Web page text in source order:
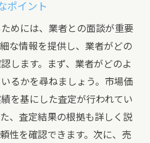
ポイント
めには、業者との面談が重要
な情報を提供し、業者がどの
します。まず、業者がどのよ
るかを尋ねましょう。市場価
を基にした査定が行われてい
、査定結果の根拠も詳しく説
性を確認できます。次に、売